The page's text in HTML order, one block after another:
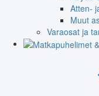
Atten-
Muut
Varaosat ja